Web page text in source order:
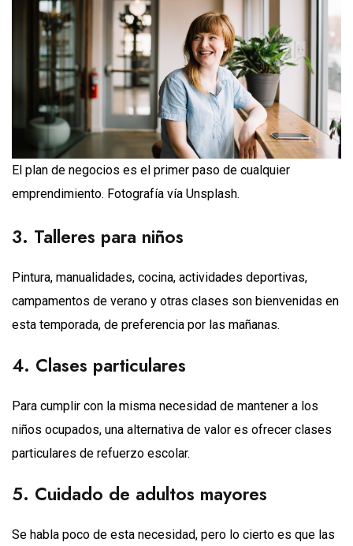
El plan de negocios es el primer paso de cualquier
emprendimiento. Fotografía vía Unsplash.
3. Talleres para niños
Pintura, manualidades, cocina, actividades deportivas,
campamentos de verano y otras clases son bienvenidas en
esta temporada, de preferencia por las mañanas.
4. Clases particulares
Para cumplir con la misma necesidad de mantener a los
niños ocupados, una alternativa de valor es ofrecer clases
particulares de refuerzo escolar.
5. Cuidado de adultos mayores
Se habla poco de esta necesidad, pero lo cierto es que las